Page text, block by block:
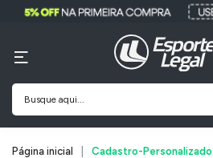
Página inicial Cadastro-Personalizado